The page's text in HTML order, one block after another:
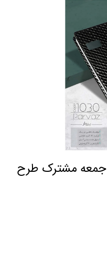
سررسید طرح چرم 1405 جمعه مشترک طرح